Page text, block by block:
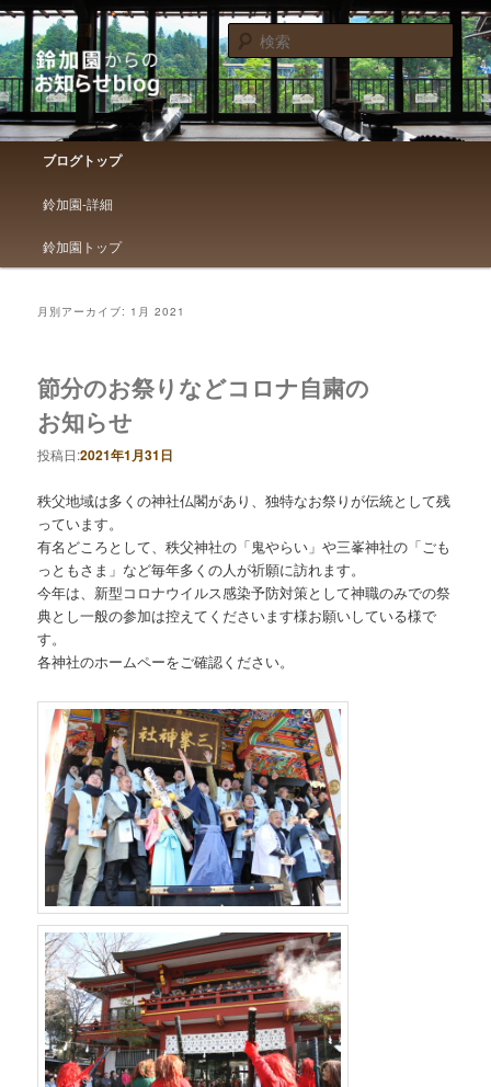
鈴加園からのお知らせブログ
鈴加園からのお知らせです
検
索
メインメニュー
メインコンテンツへ移動
サブコンテンツへ移動
ブログトップ
鈴加園-詳細
鈴加園トップ
月別アーカイブ: 1月 2021
節分のお祭りなどコロナ自粛の
お知らせ
投稿日:2021年1月31日
秩父地域は多くの神社仏閣があり、独特なお祭りが伝統として残
っています。
有名どころとして、秩父神社の「鬼やらい」や三峯神社の「ごも
っともさま」など毎年多くの人が祈願に訪れます。
今年は、新型コロナウイルス感染予防対策として神職のみでの祭
典とし一般の参加は控えてくださいます様お願いしている様で
す。
各神社のホームペーをご確認ください。